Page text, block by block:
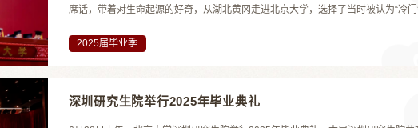
席话，带着对生命起源的好奇，从湖北黄冈走进北京大学，选择了当时被认为“冷门
今未解”的科学难题。如今，他以中国科学院院士的身...
2025届毕业季
深圳研究生院举行2025年毕业典礼